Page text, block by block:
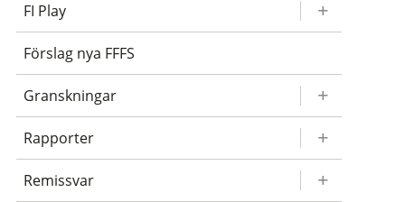
FI Play
Förslag nya FFFS
Granskningar
Rapporter
Remissvar